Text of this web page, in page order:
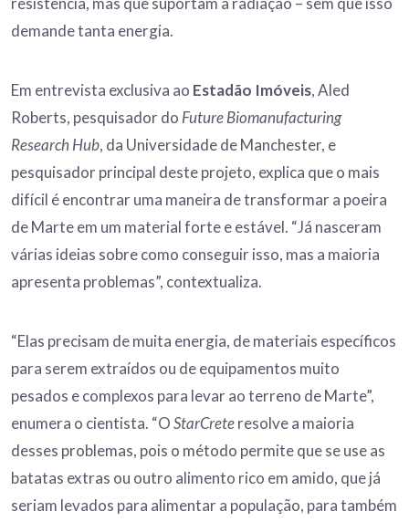
demande tanta energia.
Em entrevista exclusiva ao Estadão Imóveis, Aled
Roberts, pesquisador do Future Biomanufacturing
Research Hub, da Universidade de Manchester, e
pesquisador principal deste projeto, explica que o mais
difícil é encontrar uma maneira de transformar a poeira
de Marte em um material forte e estável. “Já nasceram
várias ideias sobre como conseguir isso, mas a maioria
apresenta problemas”, contextualiza.
“Elas precisam de muita energia, de materiais específicos
para serem extraídos ou de equipamentos muito
pesados e complexos para levar ao terreno de Marte”,
enumera o cientista. “OStarCreteresolve a maioria
desses problemas, pois o método permite que se use as
batatas extras ou outro alimento rico em amido, que já
seriam levados para alimentar a população, para também